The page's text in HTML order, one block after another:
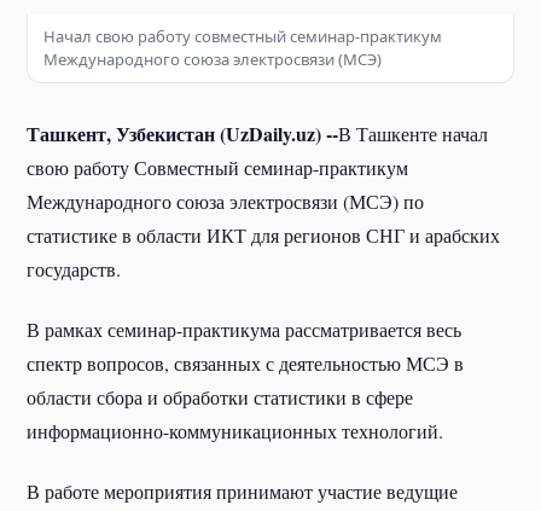
Начал свою работу совместный семинар-практикум
Международного союза электросвязи (МСЭ)
Ташкент, Узбекистан (UzDaily.uz) --В Ташкенте начал
свою работу Совместный семинар-практикум
Международного союза электросвязи (МСЭ) по
статистике в области ИКТ для регионов СНГ и арабских
государств.
В рамках семинар-практикума рассматривается весь
спектр вопросов, связанных с деятельностью МСЭ в
области сбора и обработки статистики в сфере
информационно-коммуникационных технологий.
В работе мероприятия принимают участие ведущие